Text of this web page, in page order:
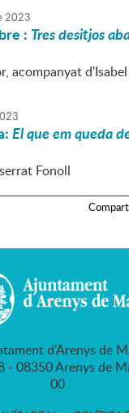
2023
: Tres desitjos
acompanyat
El que em queda
Fonoll
d'Arenys de
- 08350 Arenys de
00